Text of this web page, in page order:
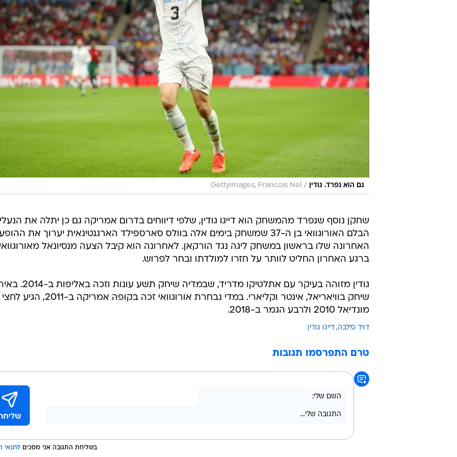
גם הוא נפרד. גודין /
GettyImages, Francois Nel
שחקן נוסף שנפרד מהמשחק הוא דייגו גודין, שלפי דיווחים בדרום אמריקה גם כן יתלה את
הבלם האורוגוואי בן ה-37 שמשחק בימים אלה בוולס סארספילד הארגנטינאית יערוך את
האחרונה שלו בראשון במשחק ליגה נגד הורקאן. לאחרונה הוא קיבל הצעה מנסיונאל
ברגע האחרון החליט לוותר על חזרו למולדתו ובחר לפרוש.
גודין מזוהה בעיקר עם אתלטיקו מדריד, שבמדיה
שיחק בוויאריאל, אינטר וקליארי. במדי נבחרת אורוגוואי זכה בקופה
מונדיאל 2010 ולרבע הגמר ב-2018.
דויד סילבה דייגו גודין
טרם התפרסמו תגובות
בשליחת התגובה אני מסכים לתנאי